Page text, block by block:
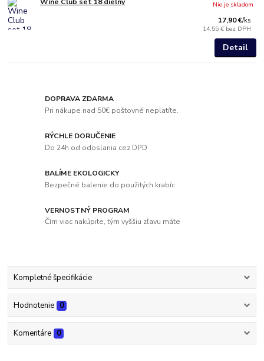
Wine Club set 18 dielny
17,90 €/ks
14,55 € bez DPH
Nie je skladom
Detail
DOPRAVA ZDARMA
Pri nákupe nad 50€ poštovné neplatíte.
RÝCHLE DORUČENIE
Do 24h od odoslania cez DPD
BALÍME EKOLOGICKY
Bezpečné balenie do použitých krabíc
VERNOSTNÝ PROGRAM
Čím viac nakúpite, tým vyššiu zľavu máte
Kompletné špecifikácie
Hodnotenie 0
Komentáre 0